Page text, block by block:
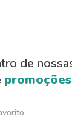
de
promoções